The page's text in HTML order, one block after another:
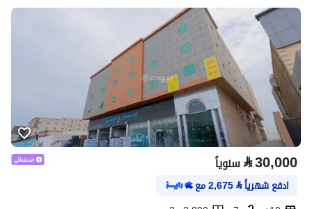
⃁30,000 سنوياً
ادفع شهرياً⃁
2,675مع